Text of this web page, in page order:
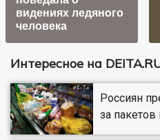
видениях ледяного
человека
Интересное на
Россиян
за